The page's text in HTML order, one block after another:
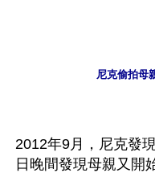
尼克偷拍母
2012年9月，尼克發
日晚間發現母親又開